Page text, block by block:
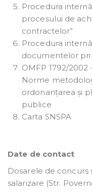
Procedura
procesului de
contractelor”
Procedura
documentelor
OMFP 1792/2002
Norme
ordonanțarea și
publice
Carta SNSPA
Date de contact
Dosarele de concurs
salarizare (Str.